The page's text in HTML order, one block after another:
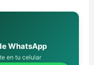
WhatsApp
en tu celular